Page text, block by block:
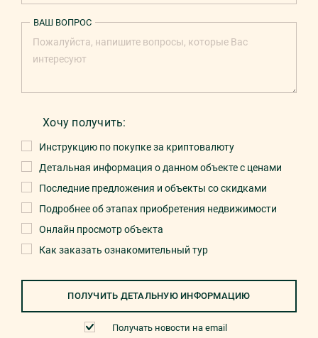
Хочу получить:
Инструкцию по покупке за криптовалюту
Детальная информация о данном объекте с ценами
Последние предложения и объекты со скидками
Подробнее об этапах приобретения недвижимости
Онлайн просмотр объекта
Как заказать ознакомительный тур
ВАШ ВОПРОС
ПОЛУЧИТЬ ДЕТАЛЬНУЮ ИНФОРМАЦИЮ
Получать новости на email